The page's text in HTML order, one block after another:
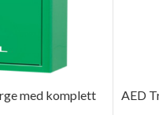
med komplett
AED